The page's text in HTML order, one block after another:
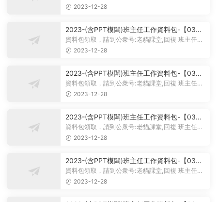
主題班會PPT課件-學習雷鋒PPT系列-017
大家好，今天我給大家帶來...
2023-12-28
2023-(含PPT模闆)班主任工作資料包-【03】
主題班會課件PPT-初中主題班會課件-學習雷鋒
主題班會PPT課件-學習雷鋒PPT系列-016
資料包領取，請到公衆号:老貓課堂,回複 班主任。
大家好，今天我們的班會主...
2023-12-28
2023-(含PPT模闆)班主任工作資料包-【03】
主題班會課件PPT-初中主題班會課件-學習雷鋒
主題班會PPT課件-學習雷鋒PPT系列-015
資料包領取，請到公衆号:老貓課堂,回複 班主任。
【03】班主任工作資料包-...
2023-12-28
2023-(含PPT模闆)班主任工作資料包-【03】
主題班會課件PPT-初中主題班會課件-學習雷鋒
主題班會PPT課件-學習雷鋒PPT系列-014
資料包領取，請到公衆号:老貓課堂,回複 班主任。
【03】初中主題班會課件PP...
2023-12-28
2023-(含PPT模闆)班主任工作資料包-【03】
主題班會課件PPT-初中主題班會課件-學習雷鋒
主題班會PPT課件-學習雷鋒PPT系列-013
資料包領取，請到公衆号:老貓課堂,回複 班主任。
【03】初中主題班會課件PP...
2023-12-28